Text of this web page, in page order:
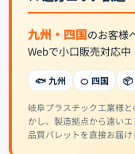
九州・四国のお客様
Webで小口販売対応中
🐟 九州 🍊 四国 📦
岐阜プラスチック工業様
かし、製造拠点から遠い
品質パレットを直接お届け